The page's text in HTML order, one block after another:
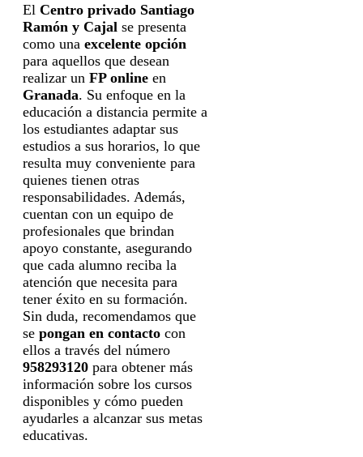
El Centro privado Santiago
Ramón y Cajal se presenta
como una excelente opción
para aquellos que desean
realizar un FP online en
Granada. Su enfoque en la
educación a distancia permite a
los estudiantes adaptar sus
estudios a sus horarios, lo que
resulta muy conveniente para
quienes tienen otras
responsabilidades. Además,
cuentan con un equipo de
profesionales que brindan
apoyo constante, asegurando
que cada alumno reciba la
atención que necesita para
tener éxito en su formación.
Sin duda, recomendamos que
se pongan en contacto con
ellos a través del número
958293120 para obtener más
información sobre los cursos
disponibles y cómo pueden
ayudarles a alcanzar sus metas
educativas.